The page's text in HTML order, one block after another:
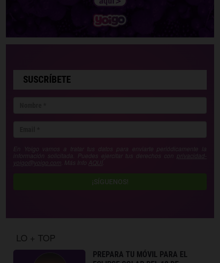
SUSCRÍBETE
En Yoigo vamos a tratar tus datos para enviarte periódicamente la
información solicitada. Puedes ejercitar tus derechos con privacidad-
yoigo@yoigo.com . Más Info AQUÍ
¡SÍGUENOS!
LO + TOP
PREPARA TU MÓVIL PARA EL